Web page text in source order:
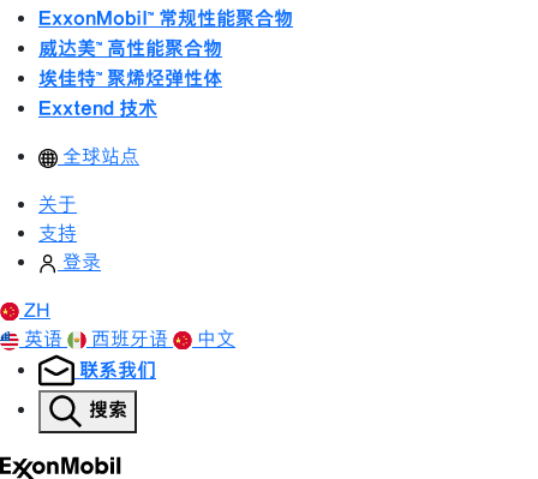
ExxonMobil™ 常规性能聚合物
威达美™ 高性能聚合物
埃佳特™ 聚烯烃弹性体
Exxtend 技术
全球站点
关于
支持
登录
ZH
英语
西班牙语 中文
联系我们
搜索